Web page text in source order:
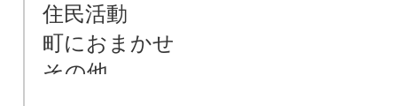
住民活動
町におまかせ
その他